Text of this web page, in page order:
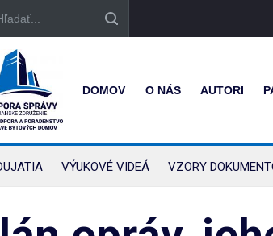
DOMOV O NÁS AUTORI
VÝUKOVÉ VIDEÁ VZORY